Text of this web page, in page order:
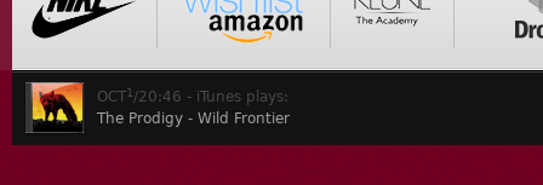
OCT1/20:46 - iTunes plays:
The Prodigy - Wild Frontier